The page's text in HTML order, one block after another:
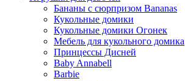
Бананы с сюрпризом Bananas
Кукольные домики
Кукольные домики Огонек
Мебель для кукольного домика
Принцессы Дисней
Baby Annabell
Barbie